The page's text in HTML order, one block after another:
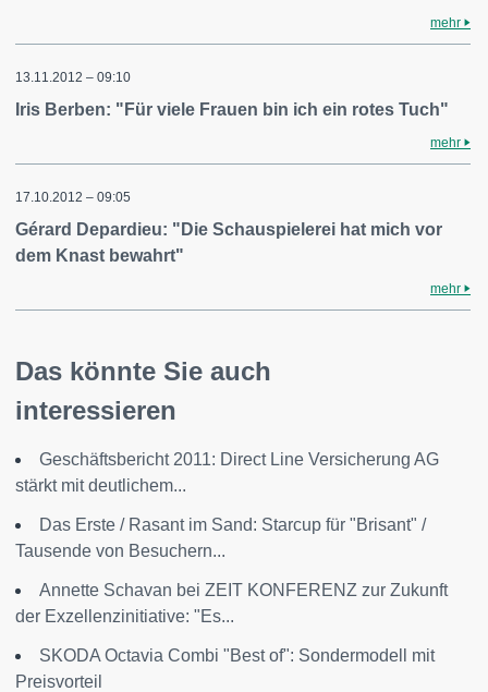
mehr
13.11.2012 – 09:10
Iris Berben: "Für viele Frauen bin ich ein rotes Tuch"
mehr
17.10.2012 – 09:05
Gérard Depardieu: "Die Schauspielerei hat mich vor
dem Knast bewahrt"
mehr
Das könnte Sie auch
interessieren
Geschäftsbericht 2011: Direct Line Versicherung AG
stärkt mit deutlichem...
Das Erste / Rasant im Sand: Starcup für "Brisant" /
Tausende von Besuchern...
Annette Schavan bei ZEIT KONFERENZ zur Zukunft
der Exzellenzinitiative: "Es...
SKODA Octavia Combi "Best of": Sondermodell mit
Preisvorteil